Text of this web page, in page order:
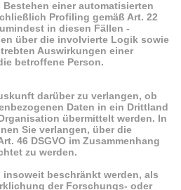
einer automatisierten
Profiling gemäß Art. 22
in diesen Fällen -
über die involvierte Logik sowie
Auswirkungen einer
betroffene Person.
darüber zu verlangen, ob
Daten in ein Drittland
übermittelt werden. In
Sie verlangen, über die
46 DSGVO im Zusammenhang
zu werden.
beschränkt werden, als
der Forschungs- oder